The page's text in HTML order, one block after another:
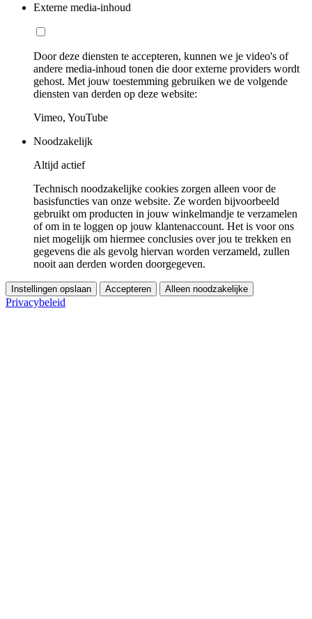
Externe media-inhoud
Door deze diensten te accepteren, kunnen we je video's of
andere media-inhoud tonen die door externe providers wordt
gehost. Met jouw toestemming gebruiken we de volgende
diensten van derden op deze website:
Vimeo, YouTube
Noodzakelijk
Altijd actief
Technisch noodzakelijke cookies zorgen alleen voor de
basisfuncties van onze website. Ze worden bijvoorbeeld
gebruikt om producten in jouw winkelmandje te verzamelen
of om in te loggen op jouw klantenaccount. Het is voor ons
niet mogelijk om hiermee conclusies over jou te trekken en
gegevens die als gevolg hiervan worden verzameld, zullen
nooit aan derden worden doorgegeven.
Instellingen opslaan Accepteren Alleen noodzakelijke
Privacybeleid